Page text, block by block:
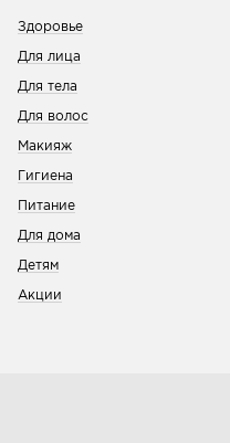
Здоровье
Для лица
Для тела
Для волос
Макияж
Гигиена
Питание
Для дома
Детям
Акции